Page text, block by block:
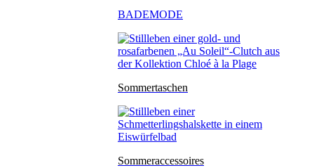
BADEMODE
Sommertaschen
Sommeraccessoires